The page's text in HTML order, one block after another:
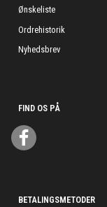
Ønskeliste
Ordrehistorik
Nyhedsbrev
FIND OS PÅ
BETALINGSMETODER